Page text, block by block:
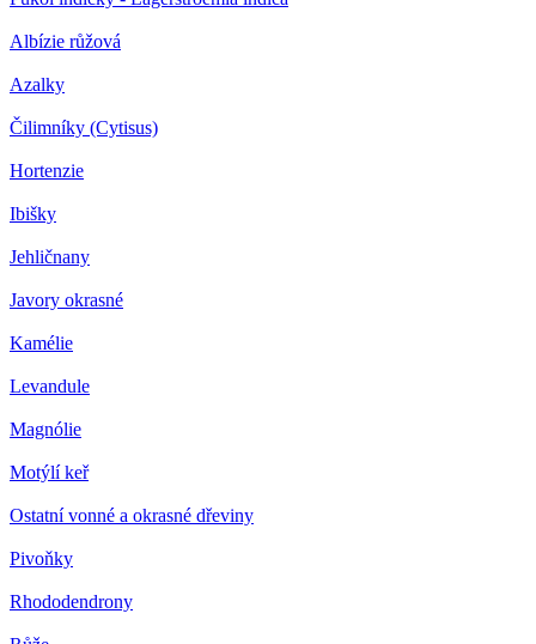
Albízie růžová
Azalky
Čilimníky (Cytisus)
Hortenzie
Ibišky
Jehličnany
Javory okrasné
Kamélie
Levandule
Magnólie
Motýlí keř
Ostatní vonné a okrasné dřeviny
Pivoňky
Rhododendrony